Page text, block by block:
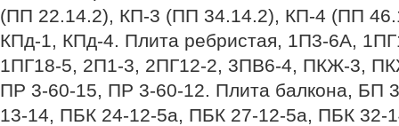
(ПП 22.14.2), КП-3 (ПП 34.14.2), КП-4 (ПП
КПд-1, КПд-4. Плита ребристая, 1П3-6А,
1ПГ18-5, 2П1-3, 2ПГ12-2, 3ПВ6-4, ПКЖ-3,
ПР 3-60-15, ПР 3-60-12. Плита балкона, БП
13-14, ПБК 24-12-5а, ПБК 27-12-5а, ПБК 32-